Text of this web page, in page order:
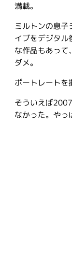
満載。
ミルトンの息
イブをデジタル
な作品もあって
ダメ。
ポートレートを
そういえば
なかった。やっ